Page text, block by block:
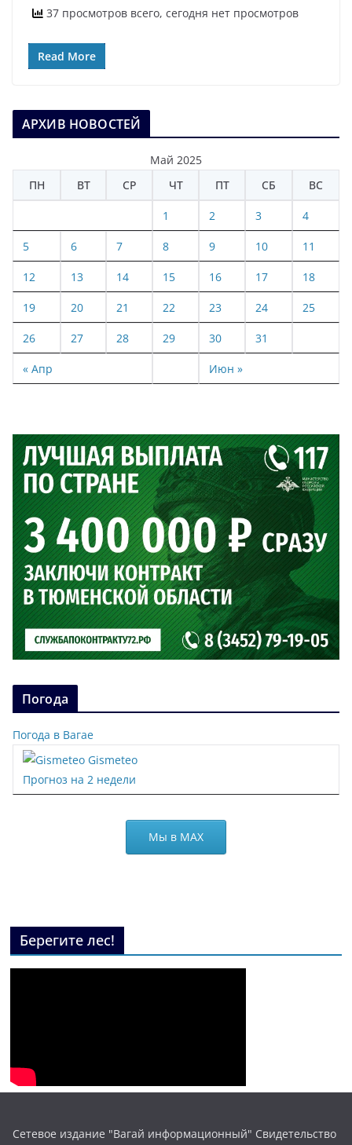
37 просмотров всего, сегодня нет просмотров
Read More
АРХИВ НОВОСТЕЙ
Май 2025
ПН
ВТ СР ЧТ ПТ СБ ВС
« Апр Июн »
1 2 3 4
5 6 7 8 9 10 11
12 13 14 15 16 17 18
19 20 21 22 23 24 25
26 27 28 29 30 31
Погода
Погода в Вагае
Gismeteo
Прогноз на 2 недели
Мы в МАХ
Берегите лес!
Сетевое издание "Вагай информационный" Свидетельство